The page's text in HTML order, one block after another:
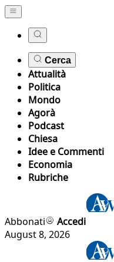
Cerca
Attualità
Politica
Mondo
Agorà
Podcast
Chiesa
Idee e Commenti
Economia
Rubriche
Abbonati
Accedi
August 8, 2026